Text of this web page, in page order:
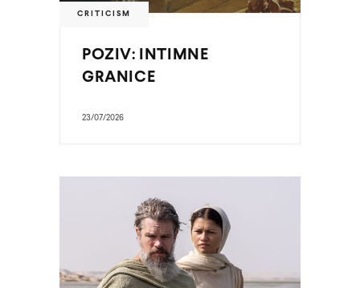
CRITICISM
POZIV: INTIMNE
GRANICE
23/07/2026